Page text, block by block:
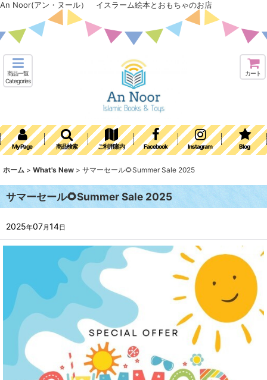
An Noor(アン・ヌール） イスラーム絵本とおもちゃのお店
商品一覧
Categories
カート
My Page 商品検索 ご利用案内 Facebook Instagram Blog
ホーム > What's New > サマーセール🌻Summer Sale 2025
サマーセール🌻Summer Sale 2025
2025年07月14日